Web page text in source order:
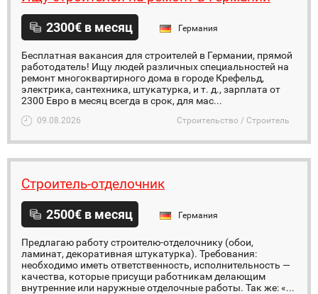
2300€ в месяц Германия
Бесплатная вакансия для строителей в Германии, прямой
работодатель! Ищу людей различных специальностей на
ремонт многоквартирного дома в горoде Крефельд,
электрика, сантехника, штукатурка, и т. д., зарплата от
2300 Евро в месяц всегда в срок, для мас...
09.08.2026 Строительство / Строитель
Строитель-отделочник
2500€ в месяц Германия
Предлагаю работу строителю-отделочнику (обои,
ламинат, декоративная штукатурка). Требования:
необходимо иметь ответственность, исполнительность —
качества, которые присущи работникам делающим
внутренние или наружные отделочные работы. Так же: «...